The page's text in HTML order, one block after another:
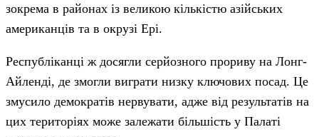
зокрема в районах із великою кількістю азійських
американців та в окрузі Ері.
Республіканці ж досягли серйозного прориву на Лонг-
Айленді, де змогли виграти низку ключових посад. Це
змусило демократів нервувати, адже від результатів на
цих територіях може залежати більшість у Палаті